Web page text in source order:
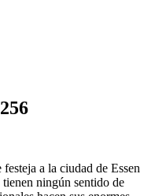
a la ciudad de Essen
ningún sentido de